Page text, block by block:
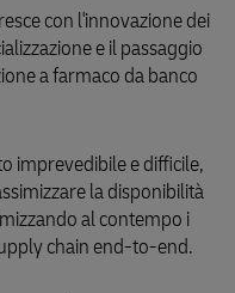
con l'innovazione dei
e il passaggio
a farmaco da banco
imprevedibile e difficile,
la disponibilità
al contempo i
chain end-to-end.